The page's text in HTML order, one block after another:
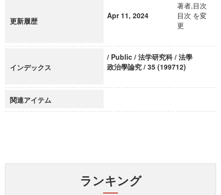
更新履歴
Apr 11, 2024
著者,目次
目次 を変
更
インデックス
/ Public / 法学研究科 / 法學
政治學論究 / 35 (199712)
関連アイテム
ランキング